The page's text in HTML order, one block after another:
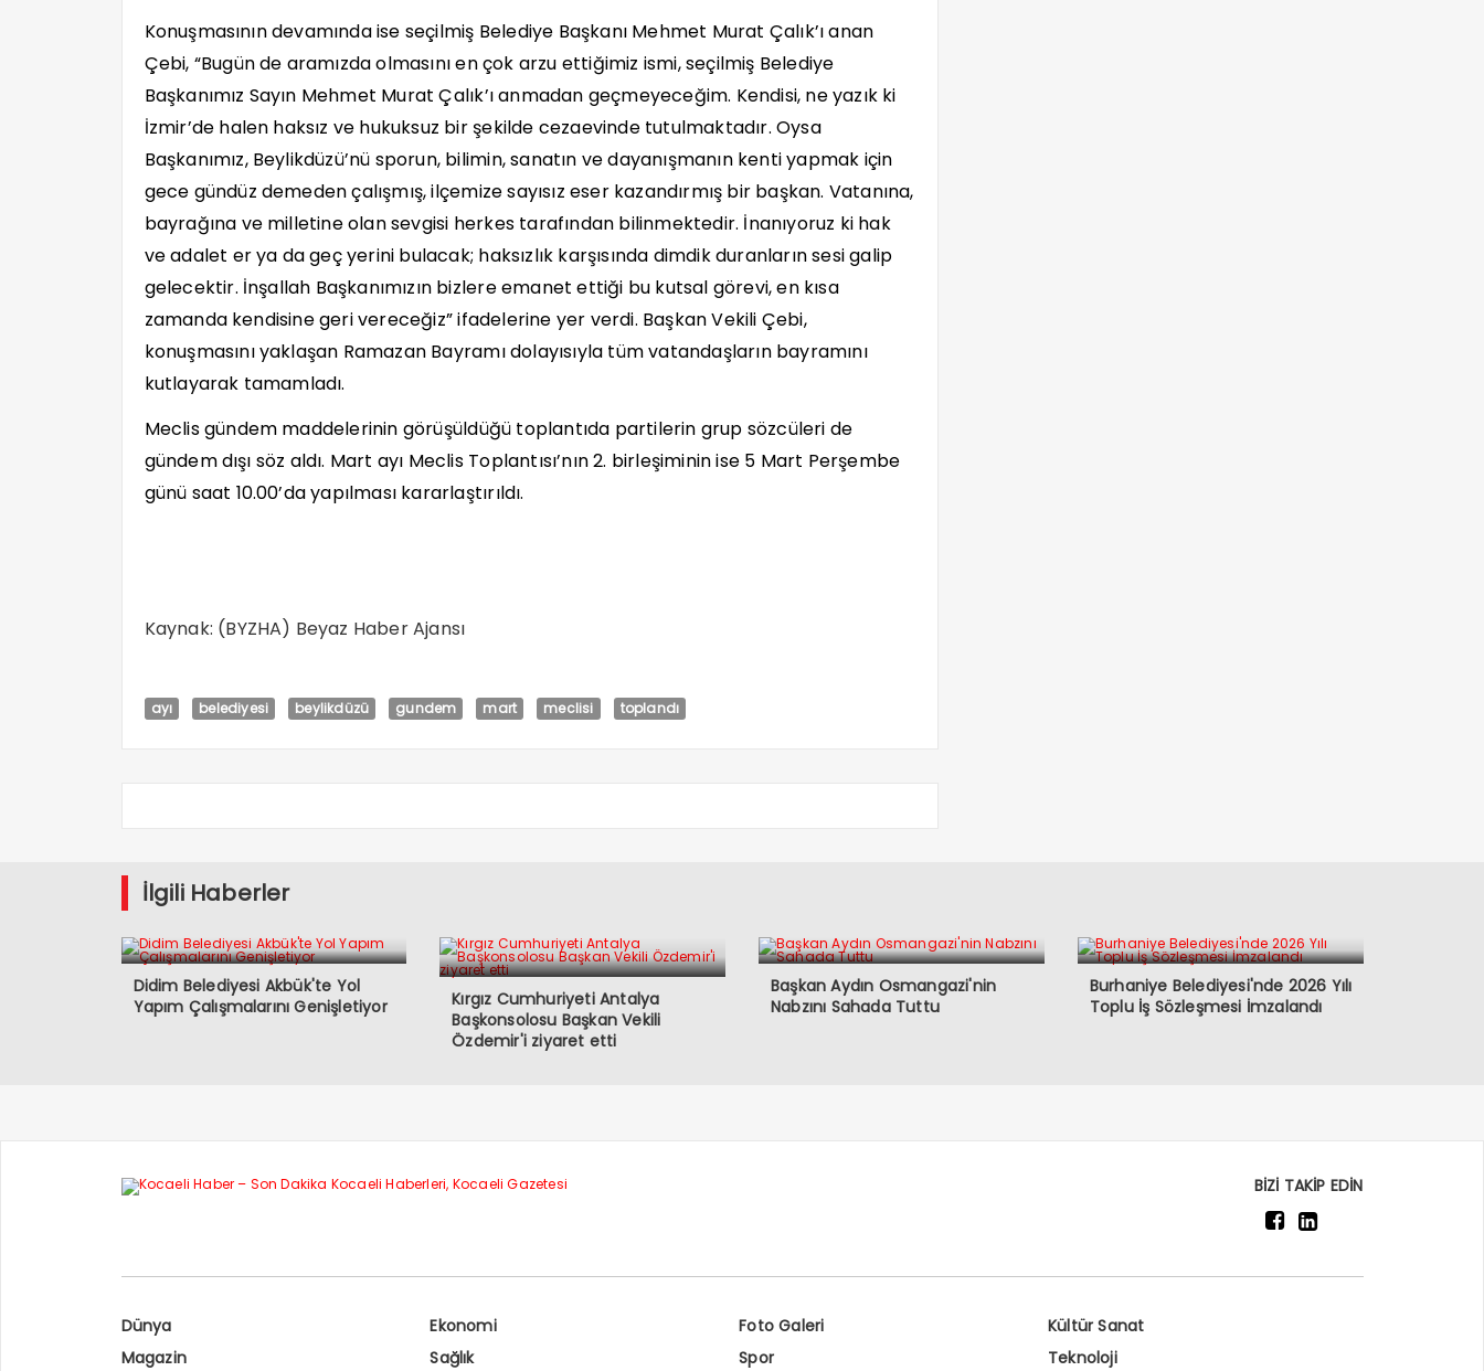
Konuşmasının devamında ise seçilmiş Belediye Başkanı Mehmet Murat Çalık’ı anan
Çebi, “Bugün de aramızda olmasını en çok arzu ettiğimiz ismi, seçilmiş Belediye
Başkanımız Sayın Mehmet Murat Çalık’ı anmadan geçmeyeceğim. Kendisi, ne yazık ki
İzmir’de halen haksız ve hukuksuz bir şekilde cezaevinde tutulmaktadır. Oysa
Başkanımız, Beylikdüzü’nü sporun, bilimin, sanatın ve dayanışmanın kenti yapmak için
gece gündüz demeden çalışmış, ilçemize sayısız eser kazandırmış bir başkan. Vatanına,
bayrağına ve milletine olan sevgisi herkes tarafından bilinmektedir. İnanıyoruz ki hak
ve adalet er ya da geç yerini bulacak; haksızlık karşısında dimdik duranların sesi galip
gelecektir. İnşallah Başkanımızın bizlere emanet ettiği bu kutsal görevi, en kısa
zamanda kendisine geri vereceğiz” ifadelerine yer verdi. Başkan Vekili Çebi,
konuşmasını yaklaşan Ramazan Bayramı dolayısıyla tüm vatandaşların bayramını
kutlayarak tamamladı.
Meclis gündem maddelerinin görüşüldüğü toplantıda partilerin grup sözcüleri de
gündem dışı söz aldı. Mart ayı Meclis Toplantısı’nın 2. birleşiminin ise 5 Mart Perşembe
günü saat 10.00’da yapılması kararlaştırıldı.
Kaynak: (BYZHA) Beyaz Haber Ajansı
ayı belediyesi beylikdüzü gundem mart meclisi toplandı
İlgili Haberler
Didim Belediyesi Akbük'te Yol
Yapım Çalışmalarını Genişletiyor
Kırgız Cumhuriyeti Antalya
Başkonsolosu Başkan Vekili
Özdemir'i ziyaret etti
Başkan Aydın Osmangazi'nin
Nabzını Sahada Tuttu
Burhaniye Belediyesi'nde 2026 Yılı
Toplu İş Sözleşmesi İmzalandı
BİZİ TAKİP EDİN
Dünya Ekonomi Foto Galeri
Kültür Sanat
Magazin
Sağlık Spor Teknoloji